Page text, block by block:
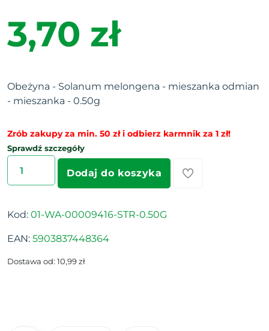
3,70 zł
Obeżyna - Solanum melongena - mieszanka odmian
- mieszanka - 0.50g
Zrób zakupy za min. 50 zł i odbierz karmnik za 1 zł!
Sprawdź szczegóły
Dodaj do koszyka
Kod: 01-WA-00009416-STR-0.50G
EAN: 5903837448364
Dostawa od: 10,99 zł